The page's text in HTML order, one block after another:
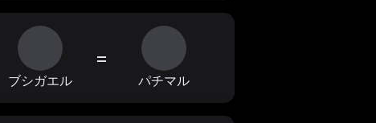
ブシガエル
=
パチマル